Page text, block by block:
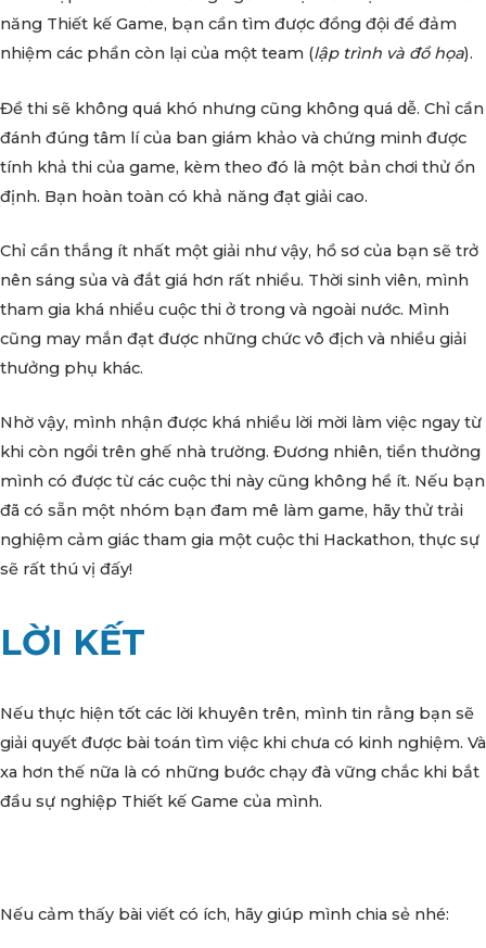
năng Thiết kế Game, bạn cần tìm được đồng đội để đảm
nhiệm các phần còn lại của một team (lập trình và đồ họa).
Đề thi sẽ không quá khó nhưng cũng không quá dễ. Chỉ cần
đánh đúng tâm lí của ban giám khảo và chứng minh được
tính khả thi của game, kèm theo đó là một bản chơi thử ổn
định. Bạn hoàn toàn có khả năng đạt giải cao.
Chỉ cần thắng ít nhất một giải như vậy, hồ sơ của bạn sẽ trở
nên sáng sủa và đắt giá hơn rất nhiều. Thời sinh viên, mình
tham gia khá nhiều cuộc thi ở trong và ngoài nước. Mình
cũng may mắn đạt được những chức vô địch và nhiều giải
thưởng phụ khác.
Nhờ vậy, mình nhận được khá nhiều lời mời làm việc ngay từ
khi còn ngồi trên ghế nhà trường. Đương nhiên, tiền thưởng
mình có được từ các cuộc thi này cũng không hề ít. Nếu bạn
đã có sẵn một nhóm bạn đam mê làm game, hãy thử trải
nghiệm cảm giác tham gia một cuộc thi Hackathon, thực sự
sẽ rất thú vị đấy!
LỜI KẾT
Nếu thực hiện tốt các lời khuyên trên, mình tin rằng bạn sẽ
giải quyết được bài toán tìm việc khi chưa có kinh nghiệm. Và
xa hơn thế nữa là có những bước chạy đà vững chắc khi bắt
đầu sự nghiệp Thiết kế Game của mình.
Nếu cảm thấy bài viết có ích, hãy giúp mình chia sẻ nhé: